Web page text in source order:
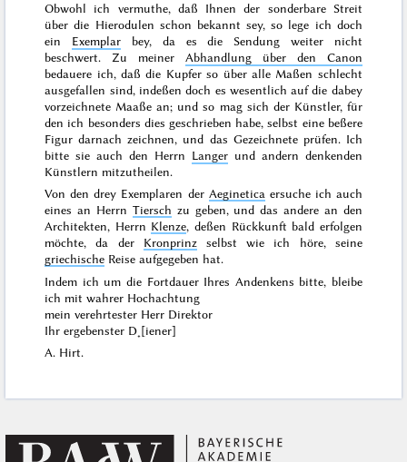
Obwohl ich vermuthe, daß Ihnen der sonderbare Streit
über die Hierodulen schon bekannt sey, so lege ich doch
ein Exemplar bey, da es die Sendung weiter nicht
beschwert. Zu meiner Abhandlung über den Canon
bedauere ich, daß die Kupfer so über alle Maßen schlecht
ausgefallen sind, indeßen doch es wesentlich auf die dabey
vorzeichnete Maaße an; und so mag sich der Künstler, für
den ich besonders dies geschrieben habe, selbst eine beßere
Figur darnach zeichnen, und das Gezeichnete prüfen. Ich
bitte sie auch den Herrn Langerund andern denkenden
Künstlern mitzutheilen.
Von den drey Exemplaren der Aeginetica ersuche ich auch
eines an Herrn Tiersch zu geben, und das andere an den
Architekten, Herrn Klenze, deßen Rückkunft bald erfolgen
möchte, da der Kronprinzselbst wie ich höre, seine
griechische Reise aufgegeben hat.
Indem ich um die Fortdauer Ihres Andenkens bitte, bleibe
ich mit wahrer Hochachtung
mein verehrtester Herr Direktor
Ihr ergebenster D˖[iener]
A. Hirt.